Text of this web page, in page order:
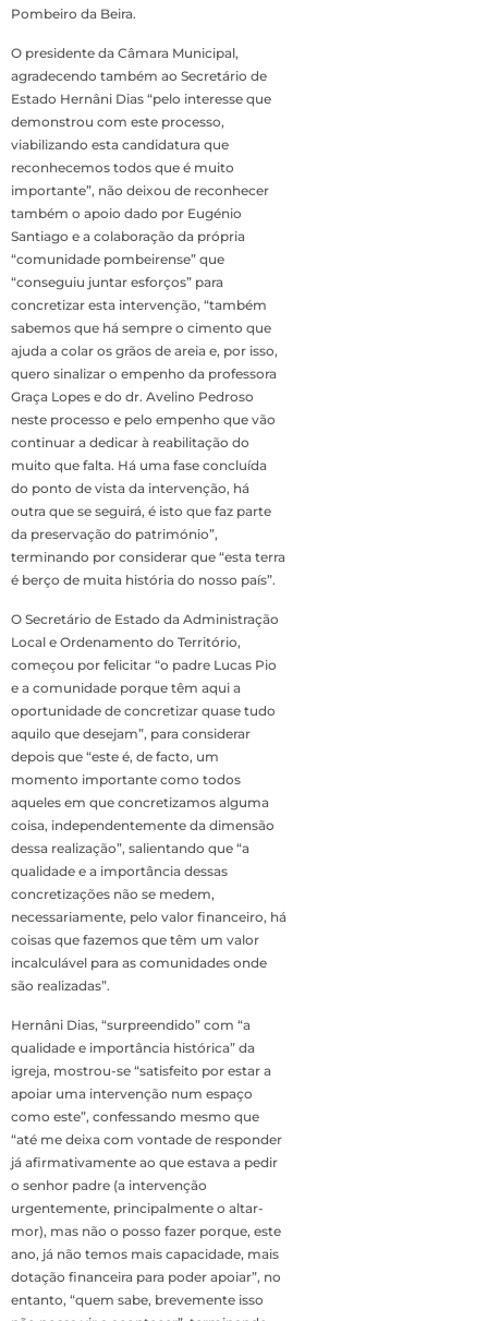
Pombeiro da Beira.
O presidente da Câmara Municipal,
agradecendo também ao Secretário de
Estado Hernâni Dias “pelo interesse que
demonstrou com este processo,
viabilizando esta candidatura que
reconhecemos todos que é muito
importante”, não deixou de reconhecer
também o apoio dado por Eugénio
Santiago e a colaboração da própria
“comunidade pombeirense” que
“conseguiu juntar esforços” para
concretizar esta intervenção, “também
sabemos que há sempre o cimento que
ajuda a colar os grãos de areia e, por isso,
quero sinalizar o empenho da professora
Graça Lopes e do dr. Avelino Pedroso
neste processo e pelo empenho que vão
continuar a dedicar à reabilitação do
muito que falta. Há uma fase concluída
do ponto de vista da intervenção, há
outra que se seguirá, é isto que faz parte
da preservação do património”,
terminando por considerar que “esta terra
é berço de muita história do nosso país”.
O Secretário de Estado da Administração
Local e Ordenamento do Território,
começou por felicitar “o padre Lucas Pio
e a comunidade porque têm aqui a
oportunidade de concretizar quase tudo
aquilo que desejam”, para considerar
depois que “este é, de facto, um
momento importante como todos
aqueles em que concretizamos alguma
coisa, independentemente da dimensão
dessa realização”, salientando que “a
qualidade e a importância dessas
concretizações não se medem,
necessariamente, pelo valor financeiro, há
coisas que fazemos que têm um valor
incalculável para as comunidades onde
são realizadas”.
Hernâni Dias, “surpreendido” com “a
qualidade e importância histórica” da
igreja, mostrou-se “satisfeito por estar a
apoiar uma intervenção num espaço
como este”, confessando mesmo que
“até me deixa com vontade de responder
já afirmativamente ao que estava a pedir
o senhor padre (a intervenção
urgentemente, principalmente o altar-
mor), mas não o posso fazer porque, este
ano, já não temos mais capacidade, mais
dotação financeira para poder apoiar”, no
entanto, “quem sabe, brevemente isso